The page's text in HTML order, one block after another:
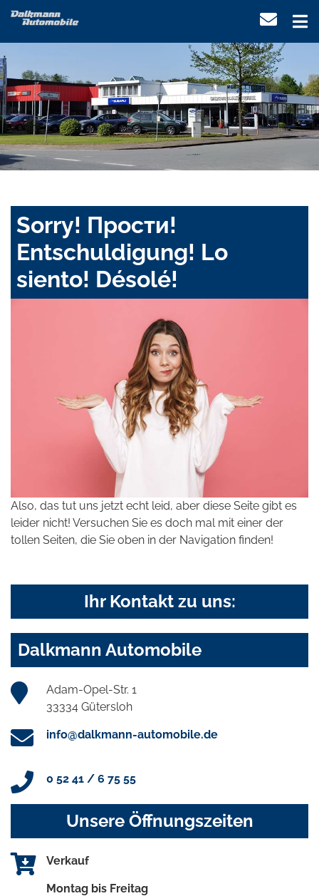
Sorry! Прости!
Entschuldigung! Lo
siento! Désolé!
Also, das tut uns jetzt echt leid, aber diese Seite gibt es
leider nicht! Versuchen Sie es doch mal mit einer der
tollen Seiten, die Sie oben in der Navigation finden!
Ihr Kontakt zu uns:
Dalkmann Automobile
Adam-Opel-Str. 1
33334 Gütersloh
info@dalkmann-automobile.de
0 52 41 / 6 75 55
Unsere Öffnungszeiten
Verkauf
Montag bis Freitag